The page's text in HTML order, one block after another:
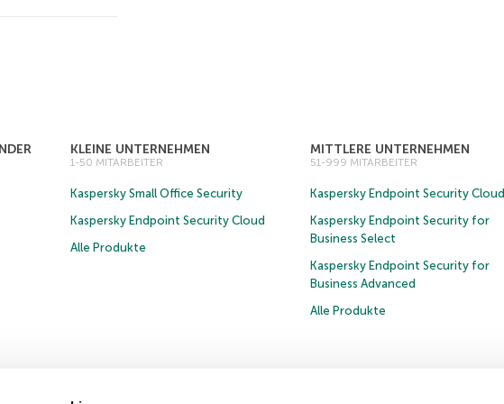
KLEINE UNTERNEHMEN
1-50 MITARBEITER
Kaspersky Small Office Security
Kaspersky Endpoint Security Cloud
Alle Produkte
MITTLERE UNTERNEHMEN
51-999 MITARBEITER
Kaspersky Endpoint Security Cloud
Kaspersky Endpoint Security for
Business Select
Kaspersky Endpoint Security for
Business Advanced
Alle Produkte